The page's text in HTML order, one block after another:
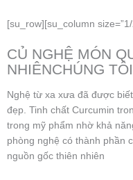
[su_row][su_column size=”1/
CỦ NGHỆ MÓN
NHIÊNCHÚNG
Nghệ từ xa xưa đã được
đẹp. Tinh chất Curcumin
trong mỹ phẩm nhờ khả
phòng nghệ có thành phần
nguồn gốc thiên nhiên